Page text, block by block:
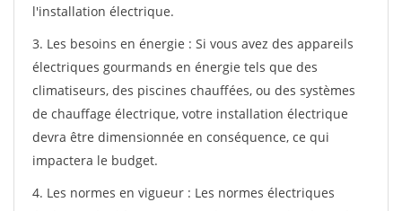
l'installation électrique.
3. Les besoins en énergie : Si vous avez des appareils
électriques gourmands en énergie tels que des
climatiseurs, des piscines chauffées, ou des systèmes
de chauffage électrique, votre installation électrique
devra être dimensionnée en conséquence, ce qui
impactera le budget.
4. Les normes en vigueur : Les normes électriques